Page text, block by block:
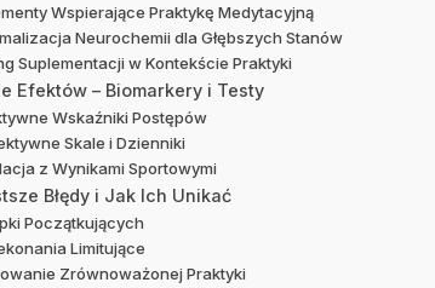
Wspierające Praktykę Medytacyjną
Neurochemii dla Głębszych Stanów
Suplementacji w Kontekście Praktyki
Efektów – Biomarkery i Testy
Wskaźniki Postępów
Skale i Dzienniki
z Wynikami Sportowymi
Błędy i Jak Ich Unikać
Początkujących
Limitujące
Zrównoważonej Praktyki